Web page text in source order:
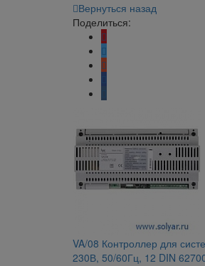
Вернуться назад
Поделиться:
VA/08 Контроллер для
230В, 50/60Гц, 12 DIN